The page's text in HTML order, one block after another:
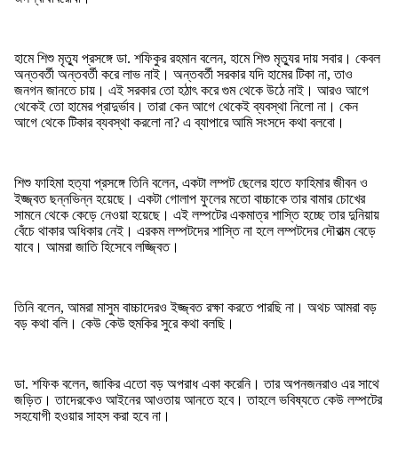
হামে শিশু মৃত্যু প্রসঙ্গে ডা. শফিকুর রহমান বলেন, হামে শিশু মৃত্যুর দায় সবার। কেবল
অন্তবর্তী অন্তবর্তী করে লাভ নাই। অন্তবর্তী সরকার যদি হামের টিকা না, তাও
জনগন জানতে চায়। এই সরকার তো হঠাৎ করে গুম থেকে উঠে নাই। আরও আগে
থেকেই তো হামের প্রাদুর্ভাব। তারা কেন আগে থেকেই ব্যবস্থা নিলো না। কেন
আগে থেকে টিকার ব্যবস্থা করলো না? এ ব্যাপারে আমি সংসদে কথা বলবো।
শিশু ফাহিমা হত্যা প্রসঙ্গে তিনি বলেন, একটা লম্পট ছেলের হাতে ফাহিমার জীবন ও
ইজ্জ্বত ছন্নভিন্ন হয়েছে। একটা গোলাপ ফুলের মতো বাচ্চাকে তার বামার চোখের
সামনে থেকে কেড়ে নেওয়া হয়েছে। এই লম্পটের একমাত্র শাস্তি হচ্ছে তার দুনিয়ায়
বেঁচে থাকার অধিকার নেই। এরকম লম্পটদের শাস্তি না হলে লম্পটদের দৌরাত্ম বেড়ে
যাবে। আমরা জাতি হিসেবে লজ্জ্বিত।
তিনি বলেন, আমরা মাসুম বাচ্চাদেরও ইজ্জ্বত রক্ষা করতে পারছি না। অথচ আমরা বড়
বড় কথা বলি। কেউ কেউ হুমকির সুরে কথা বলছি।
ডা. শফিক বলেন, জাকির এতো বড় অপরাধ একা করেনি। তার অপনজনরাও এর সাথে
জড়িত। তাদেরকেও আইনের আওতায় আনতে হবে। তাহলে ভবিষ্যতে কেউ লম্পটের
সহযোগী হওয়ার সাহস করা হবে না।